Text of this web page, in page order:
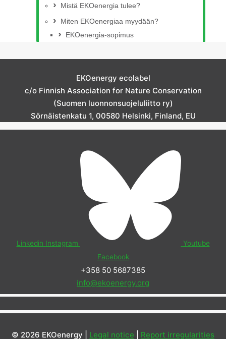
Mistä EKOenergia tulee?
Miten EKOenergiaa myydään?
EKOenergia-sopimus
EKOenergy ecolabel
c/o Finnish Association for Nature Conservation
(Suomen luonnonsuojeluliitto ry)
Sörnäistenkatu 1, 00580 Helsinki, Finland, EU
Linkedin Instagram
Youtube
Facebook
+358 50 5687385
info@ekoenergy.org
© 2026 EKOenergy | Legal notice Report irregularities